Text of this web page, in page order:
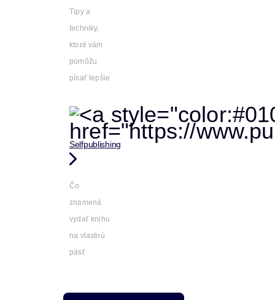
Tipy a
techniky,
ktoré vám
pomôžu
písať lepšie
Selfpublishing
Čo
znamená
vydať knihu
na vlastnú
päsť